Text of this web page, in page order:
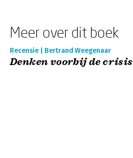
Meer over dit boek
Recensie | Bertrand Weegenaar
Denken voorbij de crisis